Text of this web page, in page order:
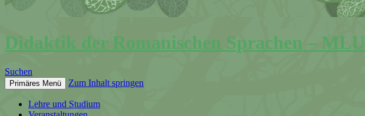
Didaktik der Romanischen Sprachen – MLU
Suchen
Primäres Menü Zum Inhalt springen
Lehre und Studium